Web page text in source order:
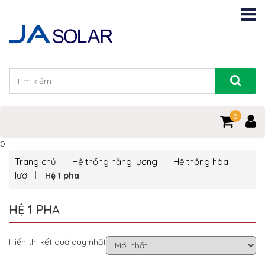
0
0
Trang chủ Hệ thống năng lượng
Hệ thống hòa
lưới
Hệ 1 pha
HỆ 1 PHA
Hiển thị kết quả duy nhất